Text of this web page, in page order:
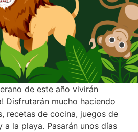
de este año vivirán
Disfrutarán mucho haciendo
recetas de cocina, juegos de
a la playa. Pasarán unos días